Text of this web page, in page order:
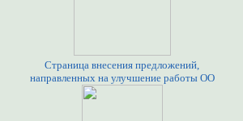
Страница внесения предложений,
направленных на улучшение работы ОО